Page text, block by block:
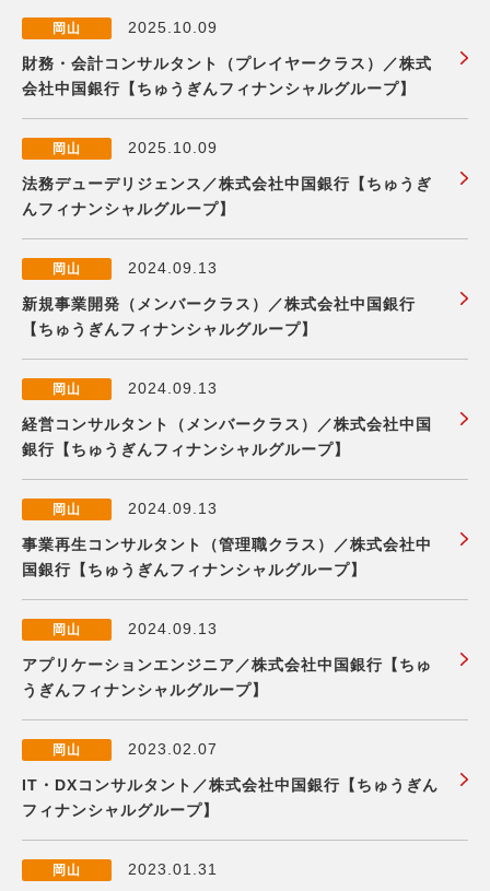
岡山 2025.10.09
財務・会計コンサルタント（プレイヤークラス）／株式
会社中国銀行【ちゅうぎんフィナンシャルグループ】
岡山 2025.10.09
法務デューデリジェンス／株式会社中国銀行【ちゅうぎ
んフィナンシャルグループ】
岡山 2024.09.13
新規事業開発（メンバークラス）／株式会社中国銀行
【ちゅうぎんフィナンシャルグループ】
岡山 2024.09.13
経営コンサルタント（メンバークラス）／株式会社中国
銀行【ちゅうぎんフィナンシャルグループ】
岡山 2024.09.13
事業再生コンサルタント（管理職クラス）／株式会社中
国銀行【ちゅうぎんフィナンシャルグループ】
岡山 2024.09.13
アプリケーションエンジニア／株式会社中国銀行【ちゅ
うぎんフィナンシャルグループ】
岡山 2023.02.07
IT・DXコンサルタント／株式会社中国銀行【ちゅうぎん
フィナンシャルグループ】
岡山 2023.01.31